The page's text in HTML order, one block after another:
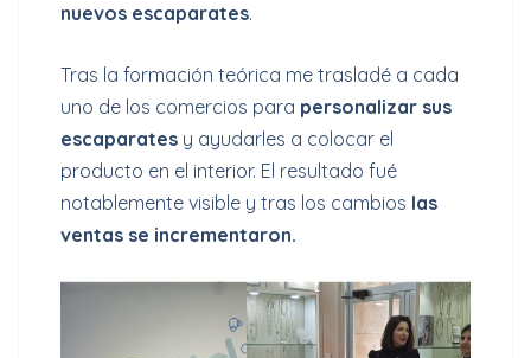
nuevos escaparates.
Tras la formación teórica me trasladé a cada
uno de los comercios para personalizar sus
escaparates y ayudarles a colocar el
producto en el interior. El resultado fué
notablemente visible y tras los cambios las
ventas se incrementaron.